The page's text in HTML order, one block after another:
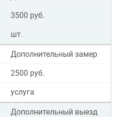
3500 руб.
шт.
Дополнительный замер
2500 руб.
услуга
Дополнительный выезд